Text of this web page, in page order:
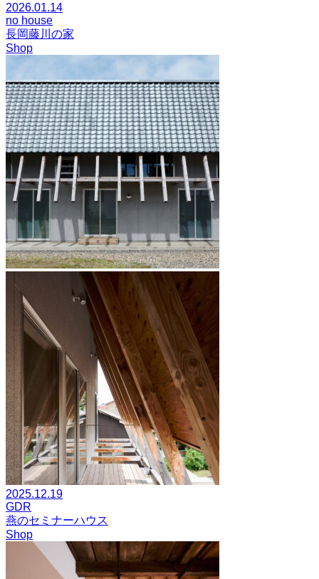
2026.01.14
no house
長岡藤川の家
Shop
2025.12.19
GDR
燕のセミナーハウス
Shop